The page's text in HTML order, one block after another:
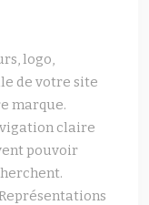
logo,
de votre site
marque.
claire
pouvoir